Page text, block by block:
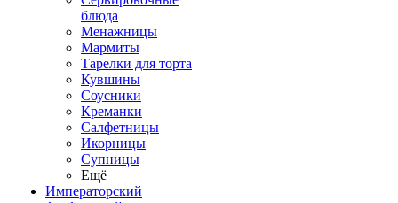
блюда
Менажницы
Мармиты
Тарелки для торта
Кувшины
Соусники
Креманки
Салфетницы
Икорницы
Супницы
Ещё
Императорский